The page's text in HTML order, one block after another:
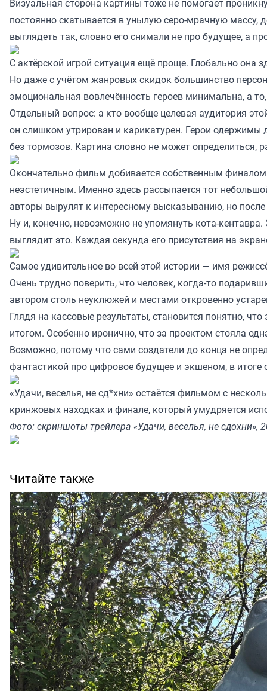
Визуальная сторона картины тоже не помогает
постоянно скатывается в унылую серо-мрачную
выглядеть так, словно его снимали не про будущее, а
С актёрской игрой ситуация ещё проще. Глобально она
Но даже с учётом жанровых скидок большинство
эмоциональная вовлечённость героев минимальна, а
Отдельный вопрос: а кто вообще целевая аудитория
он слишком утрирован и карикатурен. Герои
без тормозов. Картина словно не может
Окончательно фильм добивается собственным
неэстетичным. Именно здесь рассыпается тот
авторы вырулят к интересному высказыванию, но
Ну и, конечно, невозможно не упомянуть кота-
выглядит это. Каждая секунда его присутствия на
Самое удивительное во всей этой истории — имя
Очень трудно поверить, что человек, когда-то
автором столь неуклюжей и местами откровенно
Глядя на кассовые результаты, становится понятно,
итогом. Особенно иронично, что за проектом стояла
Возможно, потому что сами создатели до конца не
фантастикой про цифровое будущее и экшеном, в итоге
«Удачи, веселья, не сд*хни» остаётся фильмом с
кринжовых находках и финале, который умудряется
Фото: скриншоты трейлера «Удачи, веселья, не сдохни»,
Читайте также